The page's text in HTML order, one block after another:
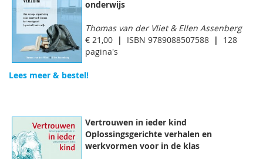
onderwijs
Thomas van der Vliet & Ellen Assenberg
€ 21,00 | ISBN 9789088507588 |
128
pagina's
Lees meer & bestel!
Vertrouwen in ieder kind
Oplossingsgerichte verhalen en
werkvormen voor in de klas